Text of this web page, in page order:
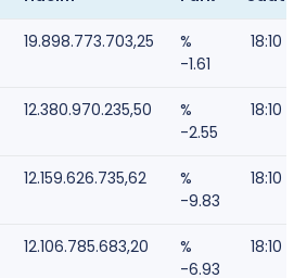
19.898.773.703,25
%
-1.61
18:10
12.380.970.235,50
%
-2.55
18:10
12.159.626.735,62
%
-9.83
18:10
12.106.785.683,20
%
-6.93
18:10